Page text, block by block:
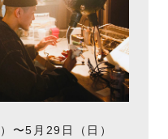
〜5月29日（日）